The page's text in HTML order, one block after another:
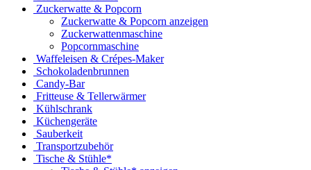
Zuckerwatte & Popcorn
Zuckerwatte & Popcorn anzeigen
Zuckerwattenmaschine
Popcornmaschine
Waffeleisen & Crépes-Maker
Schokoladenbrunnen
Candy-Bar
Fritteuse & Tellerwärmer
Kühlschrank
Küchengeräte
Sauberkeit
Transportzubehör
Tische & Stühle*